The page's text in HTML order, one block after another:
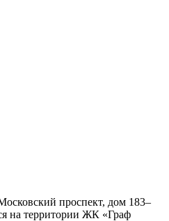
проспект, дом 183–
на территории ЖК «Граф